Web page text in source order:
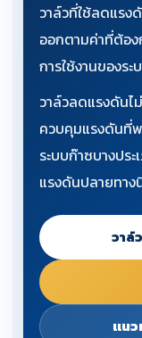
วาล์วที่ใช้ลดแรง
ออกตามค่าที่ต้อง
การใช้งานของระ
วาล์วลดแรงดันไ
ควบคุมแรงดันที่พ
ระบบก๊าซบางปร
แรงดันปลายทาง
วาล์
แน